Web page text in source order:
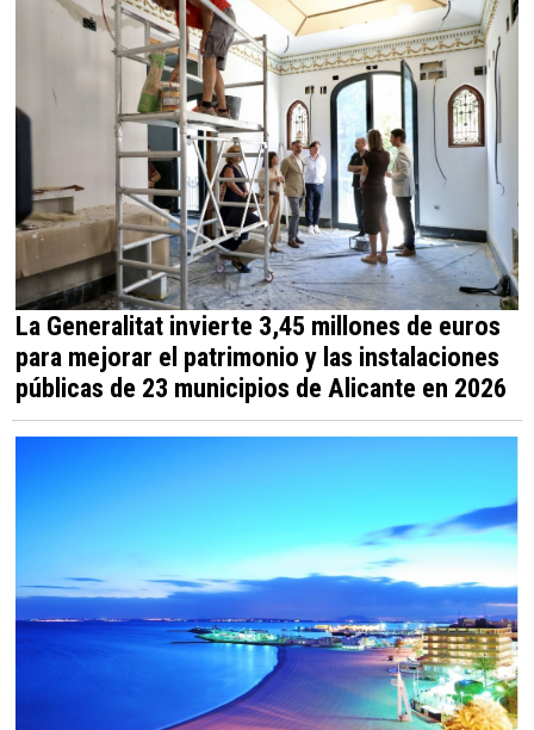
La Generalitat invierte 3,45 millones de euros
para mejorar el patrimonio y las instalaciones
públicas de 23 municipios de Alicante en 2026